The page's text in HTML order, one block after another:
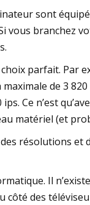
sont
vous branchez
parfait. Par
de 3
Ce n’est
matériel (et
résolutions et
Il
côté des